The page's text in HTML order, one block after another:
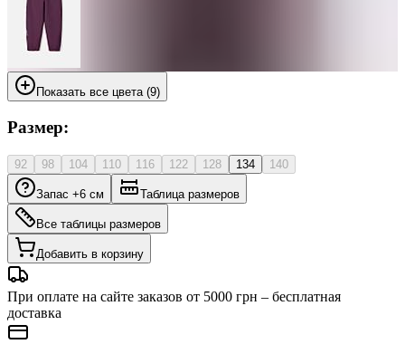
Показать все цвета (9)
Размер:
92 98 104 110 116 122 128 134 140
Запас +6 см Таблица размеров
Все таблицы размеров
Добавить в корзину
При оплате на сайте заказов от 5000 грн – бесплатная
доставка